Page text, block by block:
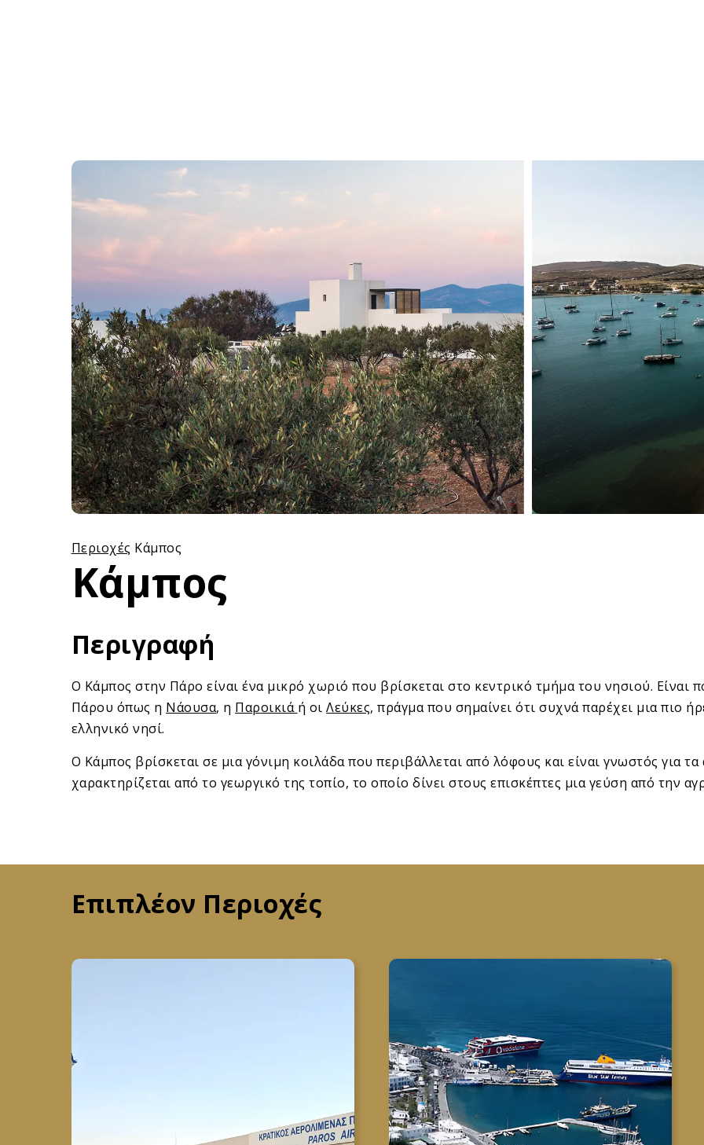
Περιοχές Κάμπος
Κάμπος
Περιγραφή
Ο Κάμπος στην Πάρο είναι ένα μικρό χωριό που βρίσκεται στο κεντρικό τμήμα του νησιού. Είναι
Πάρου όπως η Νάουσα, η Παροικιά ή οιΛεύκες, πράγμα που σημαίνει ότι συχνά παρέχει μια πιο
ελληνικό νησί.
Ο Κάμπος βρίσκεται σε μια γόνιμη κοιλάδα που περιβάλλεται από λόφους και είναι γνωστός για
χαρακτηρίζεται από το γεωργικό της τοπίο, το οποίο δίνει στους επισκέπτες μια γεύση από την
Επιπλέον Περιοχές